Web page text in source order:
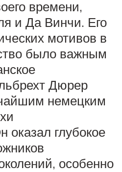
времени,
и Да Винчи. Его
мотивов в
было важным
Дюрер
немецким
оказал глубокое
особенно